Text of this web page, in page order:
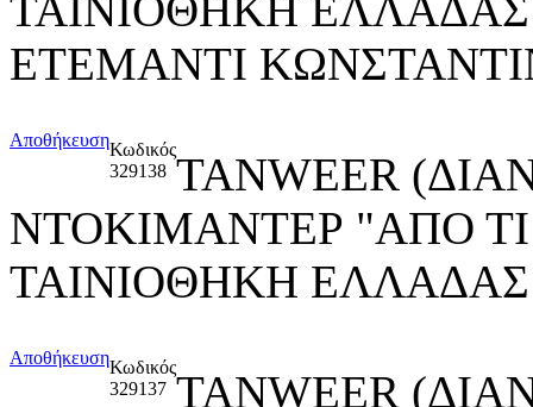
ΕΤΕΜΑΝΤΙ
ΑποθήκευσηΚωδικός
329138 TANWEER
ΝΤΟΚΙΜΑΝΤΕΡ "ΑΠΟ
ΤΑΙΝΙΟΘΗΚΗ ΕΛΛΑΔΑΣ
ΑποθήκευσηΚωδικός
329137 TANWEER